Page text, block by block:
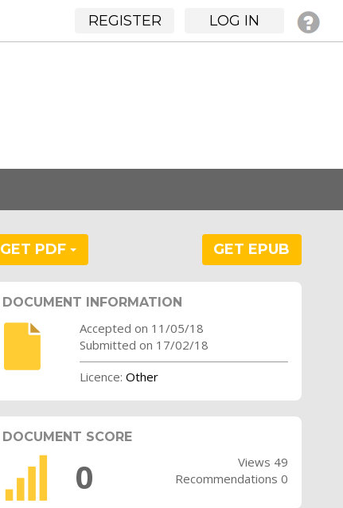
REGISTER LOG IN
GET PDF GET EPUB
DOCUMENT INFORMATION
Accepted on 11/05/18
Submitted on 17/02/18
Licence: Other
DOCUMENT SCORE
0
Views 49
Recommendations 0